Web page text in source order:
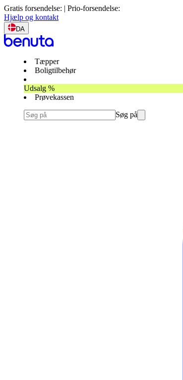
Gratis forsendelse: | Prio-forsendelse:
Hjælp og kontakt
DA
Tæpper
Boligtilbehør
Udsalg %
Prøvekassen
Søg på